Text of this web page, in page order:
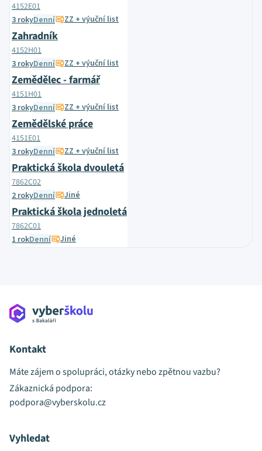
4152E01
3 rokyDenní ZZ + výuční list
Zahradník
4152H01
3 rokyDenní ZZ + výuční list
Zemědělec - farmář
4151H01
3 rokyDenní ZZ + výuční list
Zemědělské práce
4151E01
3 rokyDenní ZZ + výuční list
Praktická škola dvouletá
7862C02
2 rokyDenní Jiné
Praktická škola jednoletá
7862C01
1 rokDenní Jiné
Kontakt
Máte zájem o spolupráci, otázky nebo zpětnou vazbu?
Zákaznická podpora:
podpora@vyberskolu.cz
Vyhledat